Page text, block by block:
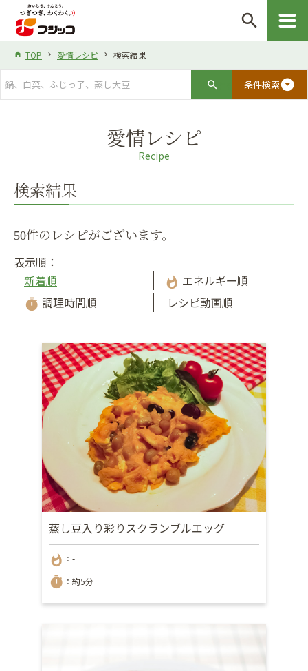
search
TOP 愛情レシピ 検索結果
条件検索arrow_drop_down_circle
愛情レシピ
Recipe
検索結果
50件のレシピがございます。
表示順：
新着順
whatshot エネルギー順
timer 調理時間順 レシピ動画順
蒸し豆入り彩りスクランブルエッグ
whatshot ：-
timer ：約5分